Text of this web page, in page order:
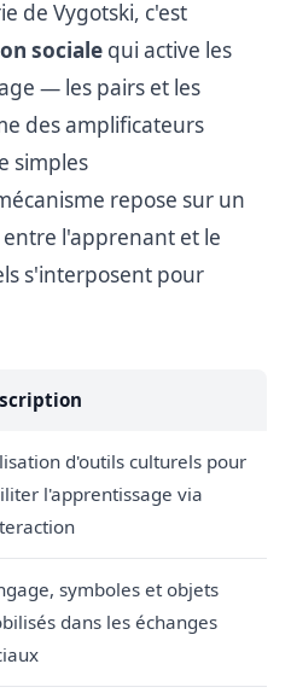
de Vygotski, c'est
sociale qui active les
— les pairs et les
des amplificateurs
simples
repose sur un
l'apprenant et le
s'interposent pour
d'outils culturels pour
l'apprentissage via
symboles et objets
dans les échanges